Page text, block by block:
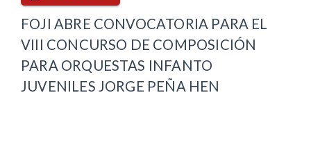
FOJI ABRE CONVOCATORIA PARA EL
VIII CONCURSO DE COMPOSICIÓN
PARA ORQUESTAS INFANTO
JUVENILES JORGE PEÑA HEN